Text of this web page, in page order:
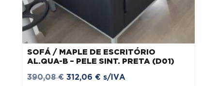
SOFÁ / MAPLE DE ESCRITÓRIO
AL.QUA-B – PELE SINT. PRETA (D01)
390,08€ O
312,06 €Os/IVA